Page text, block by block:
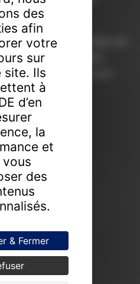
de rien
de père en fils à Dijon et
Une expertise
la valeur de vos
UN BIEN
VENTES
des
afin
votre
sur
site. Ils
à
d’en
la
et
vous
des
& Fermer